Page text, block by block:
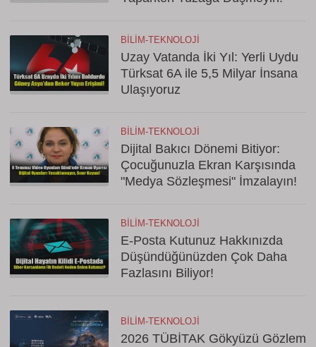
BILIM-TEKNOLOJI
Uzay Vatanda İki Yıl: Yerli Uydu
Türksat 6A ile 5,5 Milyar İnsana
Ulaşıyoruz
BILIM-TEKNOLOJI
Dijital Bakıcı Dönemi Bitiyor:
Çocuğunuzla Ekran Karşısında
"Medya Sözleşmesi" İmzalayın!
BILIM-TEKNOLOJI
E-Posta Kutunuz Hakkınızda
Düşündüğünüzden Çok Daha
Fazlasını Biliyor!
BILIM-TEKNOLOJI
2026 TÜBİTAK Gökyüzü Gözlem